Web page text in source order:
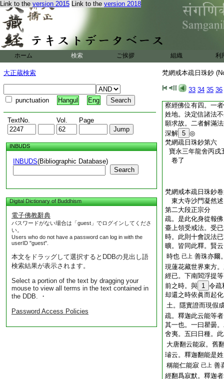
Link to the version 2015 Link to the version 2018
ホーム 検索 ご挨拶 組織 利
大正蔵検索
punctuation Hangul Eng
TextNo. Vol. Page
INBUDS
INBUDS(Bibliographic Database)
Search
Digital Dictionary of Buddhism
電子佛教辭典
パスワードがない場合は「guest」でログインしてくださ
い。
Users who do not have a password can log in with the
userID "guest".
本文をドラッグして選択するとDDBの見出し語
検索結果が表示されます。
Select a portion of the text by dragging your
mouse to view all terms in the text contained in
the DDB. ・
Password Access Policies
梵網戒本疏日珠鈔
33 34 35 36
是二心。故云一切
也。有障無性不成
不同今教宗義
名入佛位。以其戒
佛位。非證理同名
覺已眞是諸佛子。
是同應名佛也 已上
察經佛位有四。一
姓地。決定信諸法
願求故。二者解滿
深解 5 ◎
梵網疏日珠鈔第六
寶永三年龍舍丙戌
卷了
梵網戒本疏日珠鈔
東大寺沙門凝然
第二大段正宗分
疏。是此化身從報
臺上領受戒法。受
時。此則十會説法
曠。皆同此釋。賢
時也 已上 善珠亦爾
現蓮花藏世界東方
經已。下南閻浮提
前之時。與 1 令疏
却還之時依眞而起
土。隱實證而現假
疏。釋迦此云能等
其一也。一曰瞿曇
舍夷。五曰日種。
大唐翻云能寂。舊
璿云。釋迦翻能是
稱能仁能寂 已上 善
經翻爲寂默。釋迦